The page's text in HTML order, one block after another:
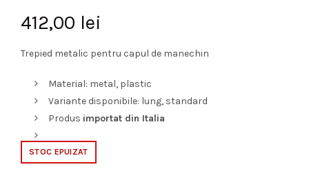
412,00 lei
Trepied metalic pentru capul de manechin
Material: metal, plastic
Variante disponibile: lung, standard
Produs importat din Italia
STOC EPUIZAT